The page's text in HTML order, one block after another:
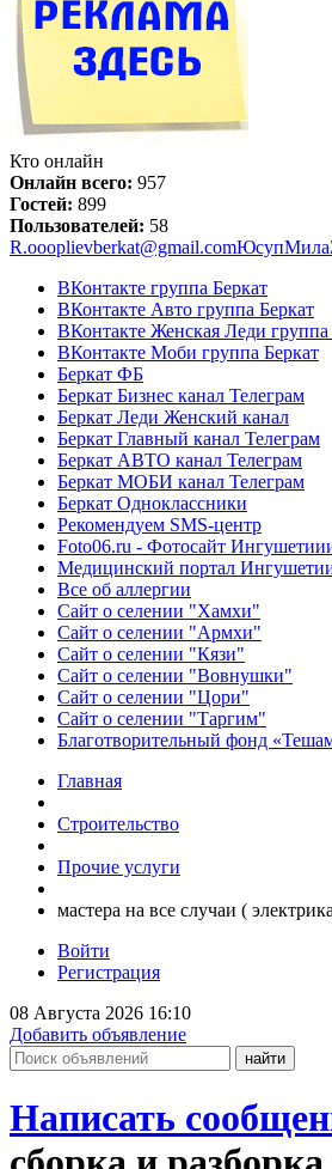
Кто онлайн
Онлайн всего: 957
Гостей: 899
Пользователей: 58
R.оооplievberkat@gmail.comЮсупМила
ВКонтакте группа Беркат
ВКонтакте Авто группа Беркат
ВКонтакте Женская Леди группа
ВКонтакте Моби группа Беркат
Беркат ФБ
Беркат Бизнес канал Телеграм
Беркат Леди Женский канал
Беркат Главный канал Телеграм
Беркат АВТО канал Телеграм
Беркат МОБИ канал Телеграм
Беркат Одноклассники
Рекомендуем SMS-центр
Foto06.ru - Фотосайт
Медицинский портал
Все об аллергии
Сайт о селении "Хамхи"
Сайт о селении "Армхи"
Сайт о селении "Кязи"
Сайт о селении "Вовнушки"
Сайт о селении "Цори"
Сайт о селении "Таргим"
Благотворительный фонд
Главная
Строительство
Прочие услуги
мастера на все случаи (
Войти
Регистрация
08 Августа 2026 16:10
Добавить объявление
Написать